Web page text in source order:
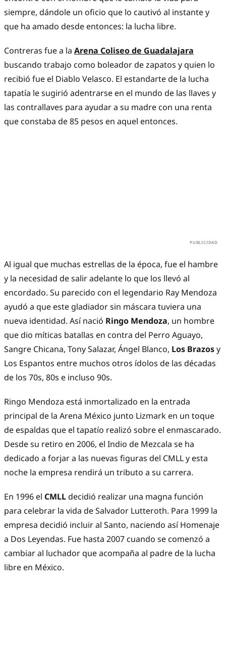
siempre, dándole un oficio que lo cautivó al instante y
que ha amado desde entonces: la lucha libre.
Contreras fue a la Arena Coliseo de Guadalajara
buscando trabajo como boleador de zapatos y quien lo
recibió fue el Diablo Velasco. El estandarte de la lucha
tapatía le sugirió adentrarse en el mundo de las llaves y
las contrallaves para ayudar a su madre con una renta
que constaba de 85 pesos en aquel entonces.
Al igual que muchas estrellas de la época, fue el hambre
y la necesidad de salir adelante lo que los llevó al
encordado. Su parecido con el legendario Ray Mendoza
ayudó a que este gladiador sin máscara tuviera una
nueva identidad. Así nació Ringo Mendoza, un hombre
que dio míticas batallas en contra del Perro Aguayo,
Sangre Chicana, Tony Salazar, Ángel Blanco, Los Brazosy
Los Espantos entre muchos otros ídolos de las décadas
de los 70s, 80s e incluso 90s.
Ringo Mendoza está inmortalizado en la entrada
principal de la Arena México junto Lizmark en un toque
de espaldas que el tapatío realizó sobre el enmascarado.
Desde su retiro en 2006, el Indio de Mezcala se ha
dedicado a forjar a las nuevas figuras del CMLL y esta
noche la empresa rendirá un tributo a su carrera.
En 1996 el CMLLdecidió realizar una magna función
para celebrar la vida de Salvador Lutteroth. Para 1999 la
empresa decidió incluir al Santo, naciendo así Homenaje
a Dos Leyendas. Fue hasta 2007 cuando se comenzó a
cambiar al luchador que acompaña al padre de la lucha
libre en México.